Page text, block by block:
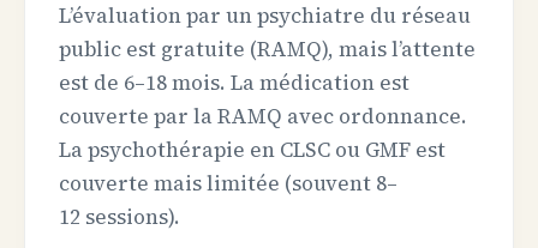
L’évaluation par un psychiatre du réseau
public est gratuite (RAMQ), mais l’attente
est de 6–18 mois. La médication est
couverte par la RAMQ avec ordonnance.
La psychothérapie en CLSC ou GMF est
couverte mais limitée (souvent 8–
12 sessions).